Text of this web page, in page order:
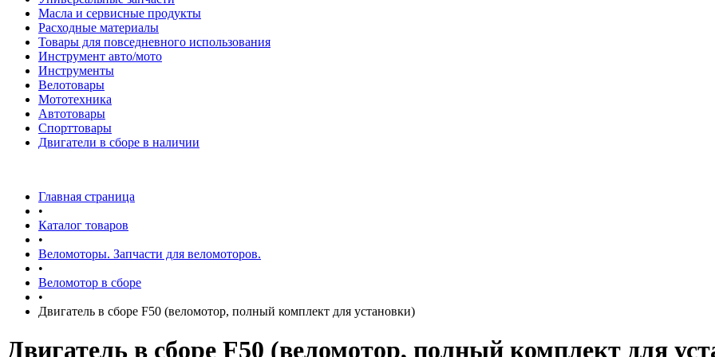
Масла и сервисные продукты
Расходные материалы
Товары для повседневного использования
Инструмент авто/мото
Инструменты
Велотовары
Мототехника
Автотовары
Спорттовары
Двигатели в сборе в наличии
Главная страница
•
Каталог товаров
•
Веломоторы. Запчасти для веломоторов.
•
Веломотор в сборе
•
Двигатель в сборе F50 (веломотор, полный комплект для установки)
Двигатель в сборе F50 (веломотор, полный комплект для